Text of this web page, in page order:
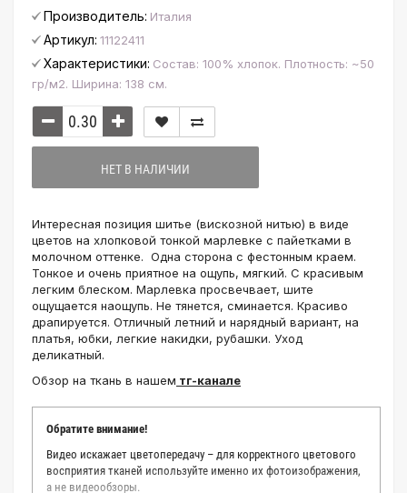
Производитель: Италия
Артикул: 11122411
Характеристики: Состав: 100% хлопок. Плотность: ~50
гр/м2. Ширина: 138 см.
НЕТ В НАЛИЧИИ
Интересная позиция шитье (вискозной нитью) в виде
цветов на хлопковой тонкой марлевке с пайетками в
молочном оттенке. Одна сторона с фестонным краем.
Тонкое и очень приятное на ощупь, мягкий. С красивым
легким блеском. Марлевка просвечвает, шите
ощущается наощупь. Не тянется, сминается. Красиво
драпируется. Отличный летний и нарядный вариант, на
платья, юбки, легкие накидки, рубашки. Уход
деликатный.
Обзор на ткань в нашем тг-канале
Обратите внимание!
Видео искажает цветопередачу – для корректного цветового
восприятия тканей используйте именно их фотоизображения,
а не видеообзоры.